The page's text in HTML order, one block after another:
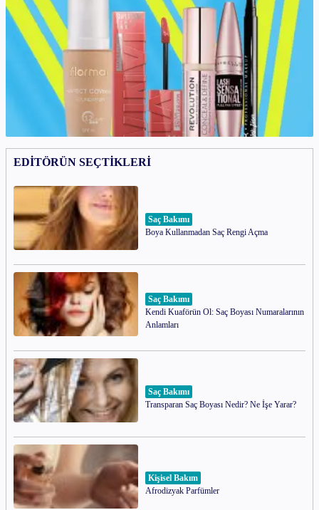
EDİTÖRÜN SEÇTİKLERİ
Saç Bakımı
Boya Kullanmadan Saç Rengi Açma
Saç Bakımı
Kendi Kuaförün Ol: Saç Boyası Numaralarının
Anlamları
Saç Bakımı
Transparan Saç Boyası Nedir? Ne İşe Yarar?
Kişisel Bakım
Afrodizyak Parfümler